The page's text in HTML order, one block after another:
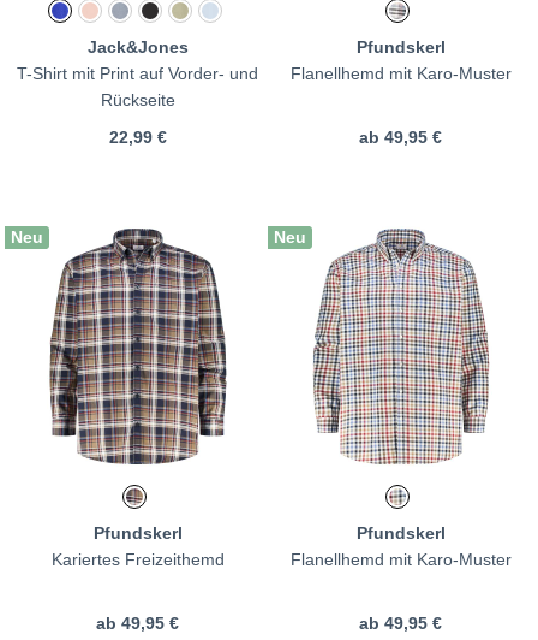
Jack&Jones
T-Shirt mit Print auf Vorder- und
Rückseite
22,99 €
Pfundskerl
Flanellhemd mit Karo-Muster
ab 49,95 €
Neu
Pfundskerl
Kariertes Freizeithemd
ab 49,95 €
Neu
Pfundskerl
Flanellhemd mit Karo-Muster
ab 49,95 €